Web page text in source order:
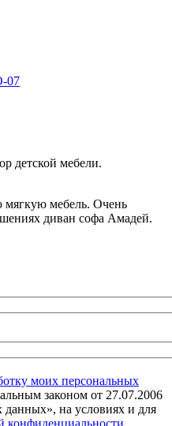
07
детской мебели.
мебель. Очень
диван софа Амадей.
моих персональных
законом от 27.07.2006
на условиях и для
конфиденциальности